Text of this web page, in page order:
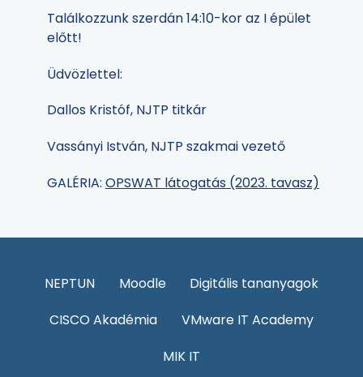
Találkozzunk szerdán 14:10-kor az I épület
előtt!
Üdvözlettel:
Dallos Kristóf, NJTP titkár
Vassányi István, NJTP szakmai vezető
GALÉRIA: OPSWAT látogatás (2023. tavasz)
NEPTUN Moodle
Digitális tananyagok
CISCO Akadémia
VMware IT Academy
MIK IT